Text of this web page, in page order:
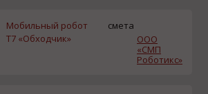
Мобильный робот
Т7 «Обходчик»
смета
ООО
«СМП
Роботикс»